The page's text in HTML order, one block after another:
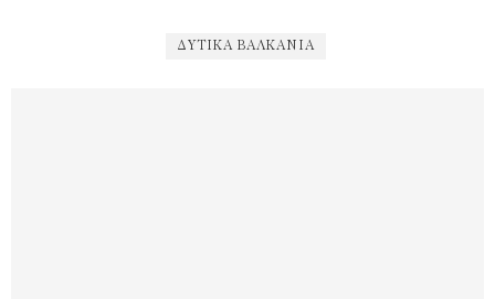
ΔΥΤΙΚΆ ΒΑΛΚΆΝΙΑ